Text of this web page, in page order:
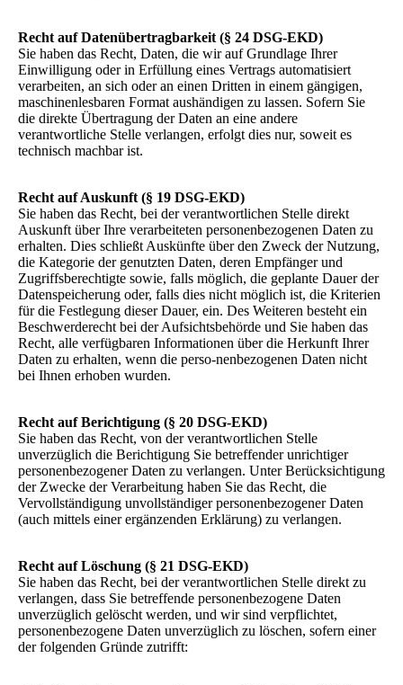
Recht auf Datenübertragbarkeit (§ 24 DSG-EKD)
Sie haben das Recht, Daten, die wir auf Grundlage Ihrer
Einwilligung oder in Erfüllung eines Vertrags automatisiert
verarbeiten, an sich oder an einen Dritten in einem gängigen,
maschinenlesbaren Format aushändigen zu lassen. Sofern Sie
die direkte Übertragung der Daten an eine andere
verantwortliche Stelle verlangen, erfolgt dies nur, soweit es
technisch machbar ist.
Recht auf Auskunft (§ 19 DSG-EKD)
Sie haben das Recht, bei der verantwortlichen Stelle direkt
Auskunft über Ihre verarbeiteten personenbezogenen Daten zu
erhalten. Dies schließt Auskünfte über den Zweck der Nutzung,
die Kategorie der genutzten Daten, deren Empfänger und
Zugriffsberechtigte sowie, falls möglich, die geplante Dauer der
Datenspeicherung oder, falls dies nicht möglich ist, die Kriterien
für die Festlegung dieser Dauer, ein. Des Weiteren besteht ein
Beschwerderecht bei der Aufsichtsbehörde und Sie haben das
Recht, alle verfügbaren Informationen über die Herkunft Ihrer
Daten zu erhalten, wenn die perso-nenbezogenen Daten nicht
bei Ihnen erhoben wurden.
Recht auf Berichtigung (§ 20 DSG-EKD)
Sie haben das Recht, von der verantwortlichen Stelle
unverzüglich die Berichtigung Sie betreffender unrichtiger
personenbezogener Daten zu verlangen. Unter Berücksichtigung
der Zwecke der Verarbeitung haben Sie das Recht, die
Vervollständigung unvollständiger personenbezogener Daten
(auch mittels einer ergänzenden Erklärung) zu verlangen.
Recht auf Löschung (§ 21 DSG-EKD)
Sie haben das Recht, bei der verantwortlichen Stelle direkt zu
verlangen, dass Sie betreffende personenbezogene Daten
unverzüglich gelöscht werden, und wir sind verpflichtet,
personenbezogene Daten unverzüglich zu löschen, sofern einer
der folgenden Gründe zutrifft: